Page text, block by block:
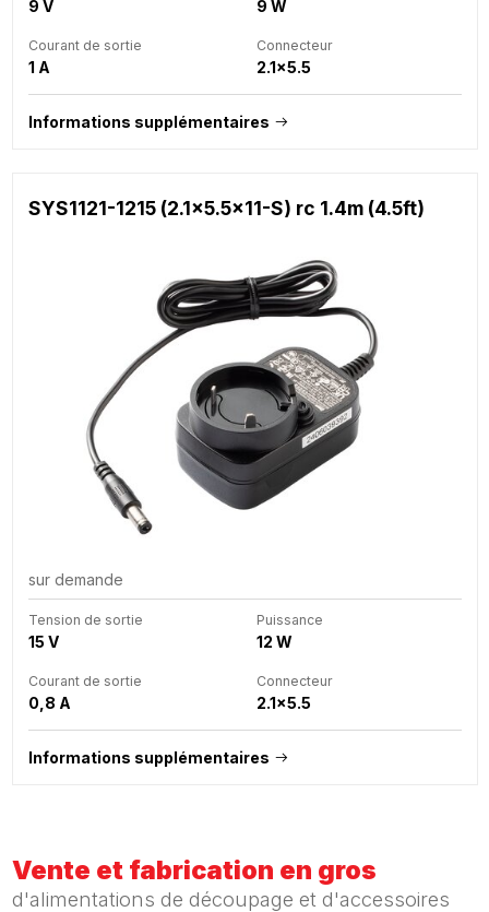
9 V 9 W
Courant de sortie
1 A
Connecteur
2.1x5.5
Informations supplémentaires
SYS1121-1215 (2.1x5.5x11-S) rc 1.4m (4.5ft)
sur demande
Tension de sortie
15 V
Puissance
12 W
Courant de sortie
0,8 A
Connecteur
2.1x5.5
Informations supplémentaires
Vente et fabrication en gros
d'alimentations de découpage et d'accessoires